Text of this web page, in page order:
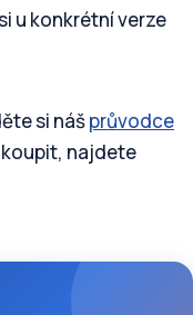
u konkrétní verze
si nášprůvodce
najdete